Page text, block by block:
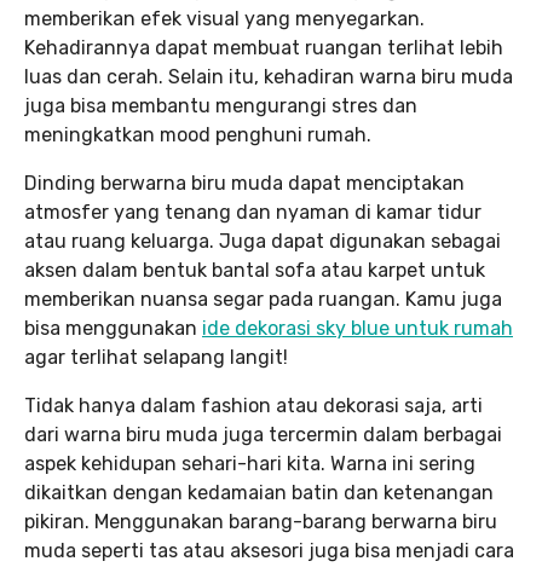
memberikan efek visual yang menyegarkan.
Kehadirannya dapat membuat ruangan terlihat lebih
luas dan cerah. Selain itu, kehadiran warna biru muda
juga bisa membantu mengurangi stres dan
meningkatkan mood penghuni rumah.
Dinding berwarna biru muda dapat menciptakan
atmosfer yang tenang dan nyaman di kamar tidur
atau ruang keluarga. Juga dapat digunakan sebagai
aksen dalam bentuk bantal sofa atau karpet untuk
memberikan nuansa segar pada ruangan. Kamu juga
bisa menggunakan ide dekorasi sky blue untuk rumah
agar terlihat selapang langit!
Tidak hanya dalam fashion atau dekorasi saja, arti
dari warna biru muda juga tercermin dalam berbagai
aspek kehidupan sehari-hari kita. Warna ini sering
dikaitkan dengan kedamaian batin dan ketenangan
pikiran. Menggunakan barang-barang berwarna biru
muda seperti tas atau aksesori juga bisa menjadi cara